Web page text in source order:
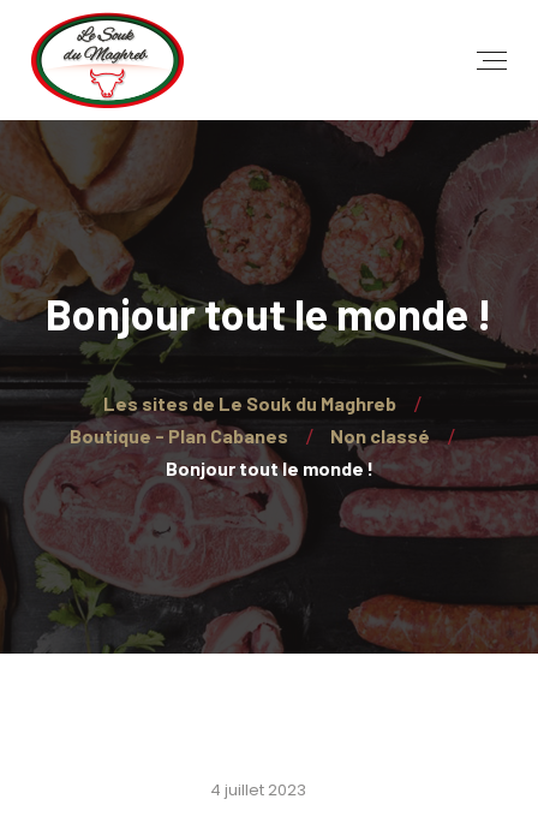
Bonjour tout le monde !
Les sites de Le Souk du Maghreb
Boutique - Plan Cabanes
Non classé
Bonjour tout le monde !
4 juillet 2023